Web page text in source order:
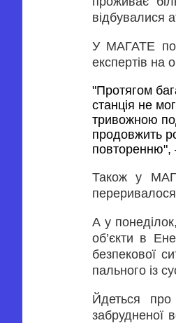
відбувалися
У МАГАТЕ
експертів на
"Протягом
станція не
тривожною
продовжить
повторенню",
Також у
А у
об’єкти в
безпекової
пального із
Йдеться
забрудненої